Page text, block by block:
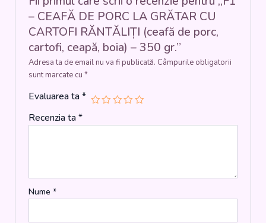
cartofi,
ceapă,
– CEAFĂ DE PORC LA GRĂTAR CU
CARTOFI RĂNTĂLIȚI (ceafă de porc,
cartofi, ceapă, boia) – 350 gr.”
Adresa ta de email nu va fi publicată. Câmpurile obligatorii
sunt marcate cu *
Evaluarea ta*
Recenzia ta*
Nume *